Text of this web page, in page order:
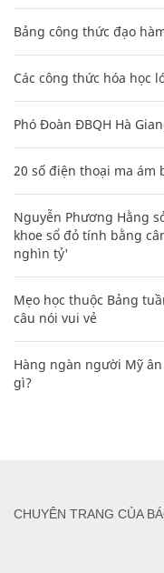
Bảng công thức đạo
Các công thức hóa học
Phó Đoàn ĐBQH Hà
20 số điện thoại ma ám
Nguyễn Phương Hằng
khoe sổ đỏ tính bằng
nghìn tỷ'
Mẹo học thuộc Bảng
câu nói vui vẻ
Hàng ngàn người Mỹ
gì?
CHUYÊN TRANG CỦA